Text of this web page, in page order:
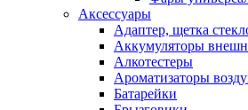
Аксессуары
Адаптер, щетка
Аккумуляторы
Алкотестеры
Ароматизаторы
Батарейки